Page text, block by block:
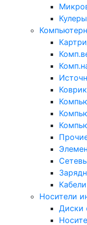
Носители
Диски